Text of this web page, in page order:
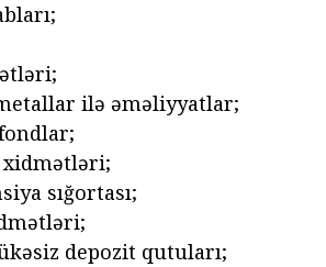
ilə əməliyyatlar;
fondlar;
sığortası;
depozit qutuları;